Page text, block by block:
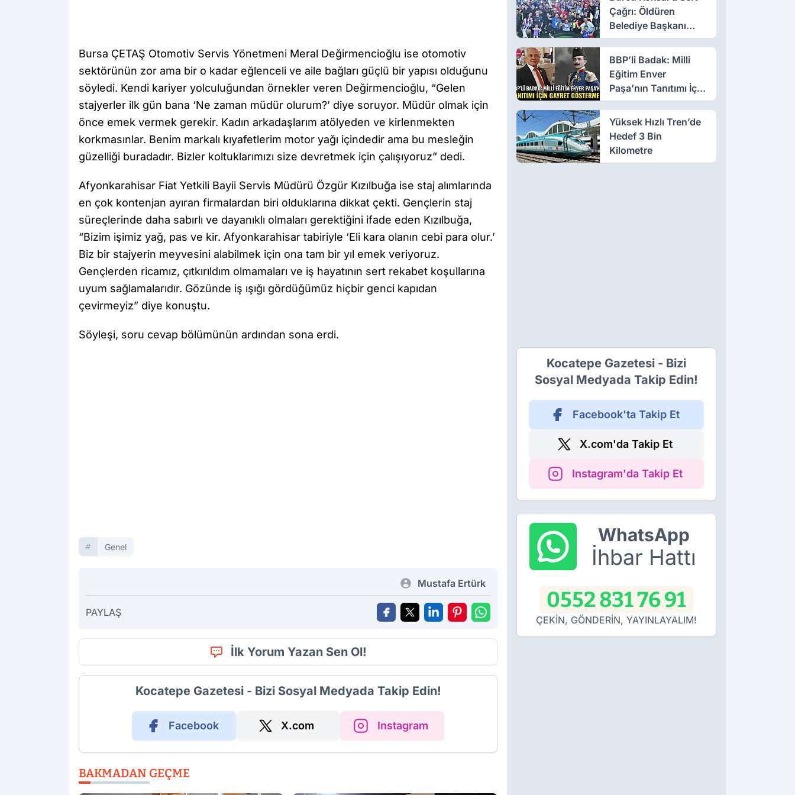
Bursa ÇETAŞ Otomotiv Servis Yönetmeni Meral Değirmencioğlu ise otomotiv
sektörünün zor ama bir o kadar eğlenceli ve aile bağları güçlü bir yapısı olduğunu
söyledi. Kendi kariyer yolculuğundan örnekler veren Değirmencioğlu, “Gelen
stajyerler ilk gün bana ‘Ne zaman müdür olurum?’ diye soruyor. Müdür olmak için
önce emek vermek gerekir. Kadın arkadaşlarım atölyeden ve kirlenmekten
korkmasınlar. Benim markalı kıyafetlerim motor yağı içindedir ama bu mesleğin
güzelliği buradadır. Bizler koltuklarımızı size devretmek için çalışıyoruz” dedi.
Afyonkarahisar Fiat Yetkili Bayii Servis Müdürü Özgür Kızılbuğa ise staj alımlarında
en çok kontenjan ayıran firmalardan biri olduklarına dikkat çekti. Gençlerin staj
süreçlerinde daha sabırlı ve dayanıklı olmaları gerektiğini ifade eden Kızılbuğa,
“Bizim işimiz yağ, pas ve kir. Afyonkarahisar tabiriyle ‘Eli kara olanın cebi para olur.’
Biz bir stajyerin meyvesini alabilmek için ona tam bir yıl emek veriyoruz.
Gençlerden ricamız, çıtkırıldım olmamaları ve iş hayatının sert rekabet koşullarına
uyum sağlamalarıdır. Gözünde iş ışığı gördüğümüz hiçbir genci kapıdan
çevirmeyiz” diye konuştu.
Söyleşi, soru cevap bölümünün ardından sona erdi.
Genel
Mustafa Ertürk
PAYLAŞ
İlk Yorum Yazan Sen Ol!
Kocatepe Gazetesi - Bizi Sosyal Medyada Takip Edin!
Facebook X.com Instagram
BAKMADAN GEÇME
Çağrı: Öldüren
Belediye Başkanı
Olmayın!
BBP’li Badak: Milli
Eğitim Enver
Paşa’nın Tanıtımı İçin
Gayret Göstermeli
Yüksek Hızlı Tren’de
Hedef 3 Bin
Kilometre
Kocatepe Gazetesi - Bizi
Sosyal Medyada Takip Edin!
Facebook'ta Takip Et
X.com'da Takip Et
Instagram'da Takip Et
WhatsApp
İhbar Hattı
0552 831 76 91
ÇEKİN, GÖNDERİN, YAYINLAYALIM!